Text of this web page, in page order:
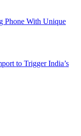
Phone With Unique
to Trigger India’s